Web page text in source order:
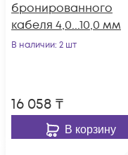
бронированного
кабеля 4,0...10,0 мм
В наличии: 2 шт
16 058 ₸
В корзину